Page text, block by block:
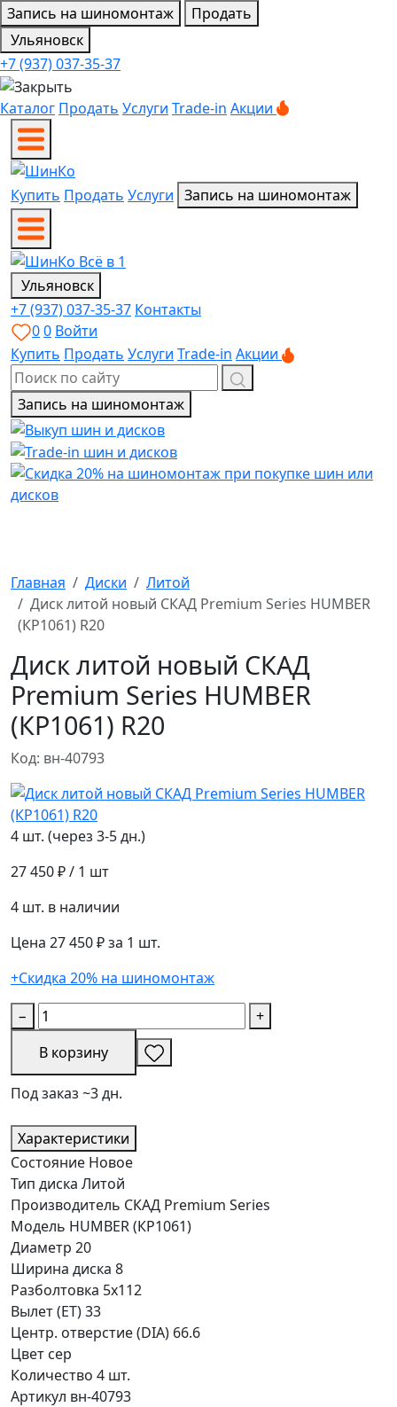
Запись на шиномонтаж
Продать
Ульяновск
+7 (937) 037-35-37
Каталог Продать Услуги Trade-in Акции
Купить Продать Услуги Запись на шиномонтаж
Ульяновск
+7 (937) 037-35-37 Контакты
00 Войти
Купить Продать Услуги Trade-in Акции
Запись на шиномонтаж
Главная Диски
Литой
Диск литой новый СКАД Premium Series HUMBER
(КР1061) R20
Диск литой новый СКАД
Premium Series HUMBER
(КР1061) R20
Код: вн-40793
4 шт. (через 3-5 дн.)
27 450 ₽/ 1 шт
4 шт. в наличии
Цена 27 450 ₽ за 1 шт.
+Скидка 20% на шиномонтаж
−
+
В корзину
Под заказ ~3 дн.
Характеристики
Состояние Новое
Тип диска Литой
Производитель СКАД Premium Series
Модель HUMBER (КР1061)
Диаметр 20
Ширина диска 8
Разболтовка 5x112
Вылет (ET)33
Центр. отверстие (DIA) 66.6
Цвет сер
Количество 4 шт.
Артикул вн-40793